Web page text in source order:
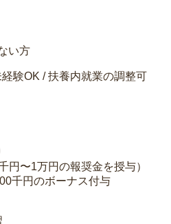
い方
験OK / 扶養内就業の調整可
円〜1万円の報奨金を授与）
千円のボーナス付与